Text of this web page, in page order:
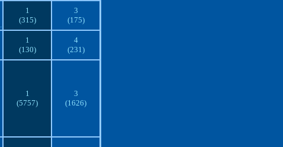
1
(315)
3
(175)
1
(130)
4
(231)
1
(5757)
3
(1626)